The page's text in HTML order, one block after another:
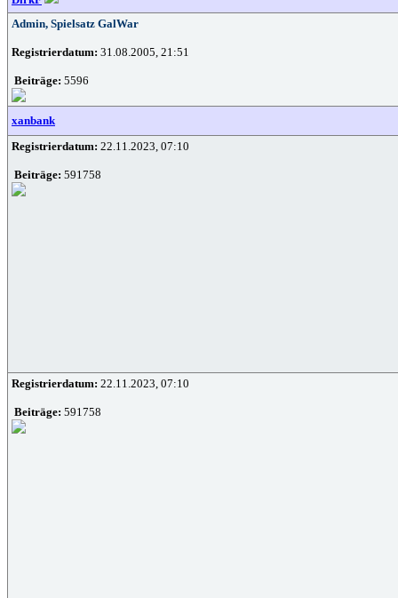
Admin, Spielsatz GalWar
Registrierdatum: 31.08.2005, 21:51
Beiträge: 5596
xanbank
Registrierdatum: 22.11.2023, 07:10
Beiträge: 591758
Registrierdatum: 22.11.2023, 07:10
Beiträge: 591758